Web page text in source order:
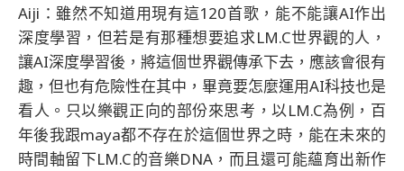
Aiji：雖然不知道用現有這120首歌，能不能讓AI作出
深度學習，但若是有那種想要追求LM.C世界觀的人，
讓AI深度學習後，將這個世界觀傳承下去，應該會很有
趣，但也有危險性在其中，畢竟要怎麼運用AI科技也是
看人。只以樂觀正向的部份來思考，以LM.C為例，百
年後我跟maya都不存在於這個世界之時，能在未來的
時間軸留下LM.C的音樂DNA，而且還可能蘊育出新作